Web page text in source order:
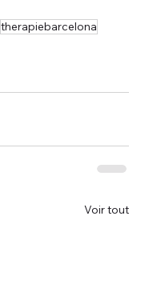
therapiebarcelona
Voir tout